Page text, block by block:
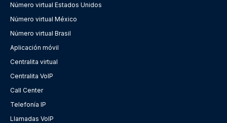
Número virtual Estados Unidos
Número virtual México
Número virtual Brasil
Aplicación móvil
Centralita virtual
Centralita VoIP
Call Center
Telefonía IP
Llamadas VoIP